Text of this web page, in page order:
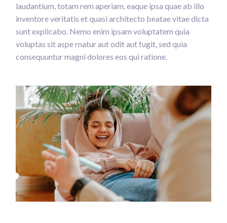
laudantium, totam rem aperiam, eaque ipsa quae ab illo
inventore veritatis et quasi architecto beatae vitae dicta
sunt explicabo. Nemo enim ipsam voluptatem quia
voluptas sit aspe rnatur aut odit aut fugit, sed quia
consequuntur magni dolores eos qui ratione.